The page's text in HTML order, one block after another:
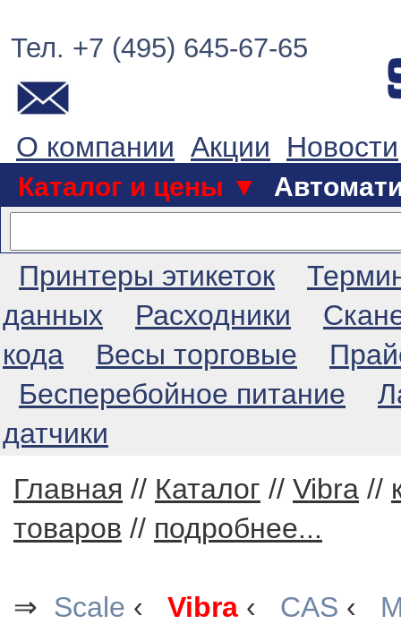
Тел. +7 (495) 645-67-65
О компании Акции Новости
Каталог и цены ▼
Принтеры этикеток
данных
Расходники
кода
Весы торговые
Бесперебойное питание
датчики
Главная // Каталог // Vibra //
товаров // подробнее...
⇒ Scale ‹ Vibra ‹ CAS ‹